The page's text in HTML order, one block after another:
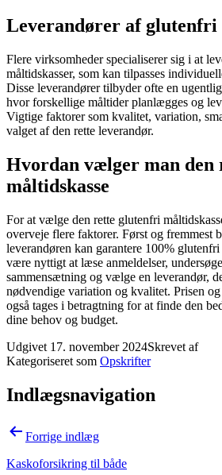
Leverandører af glutenfri
Flere virksomheder specialiserer sig i at
måltidskasser, som kan tilpasses
Disse leverandører tilbyder ofte en
hvor forskellige måltider planlægges og
Vigtige faktorer som kvalitet, variation,
valget af den rette leverandør.
Hvordan vælger man den
måltidskasse
For at vælge den rette glutenfri
overveje flere faktorer. Først og fremmest
leverandøren kan garantere 100%
være nyttigt at læse anmeldelser,
sammensætning og vælge en leverandør,
nødvendige variation og kvalitet. Prisen
også tages i betragtning for at finde den
dine behov og budget.
Udgivet 17. november 2024Skrevet af
Kategoriseret som Opskrifter
Indlægsnavigation
Forrige indlæg
Kaskoforsikring til både